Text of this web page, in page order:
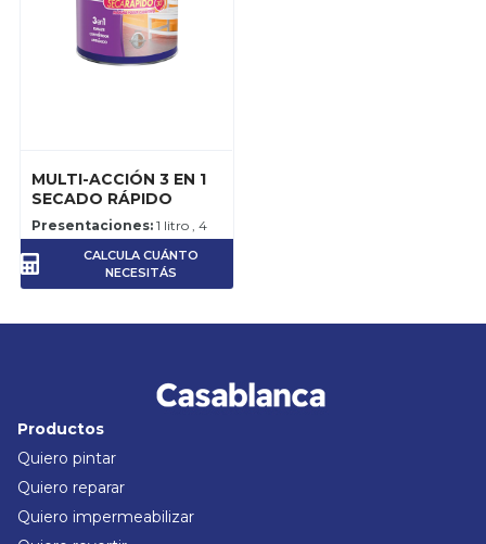
MULTI-ACCIÓN 3 EN 1
SECADO RÁPIDO
Presentaciones:1 litro , 4
Rendimiento:10-15 m2 por
CALCULA CUÁNTO
NECESITÁS
Productos
Quiero pintar
Quiero reparar
Quiero impermeabilizar